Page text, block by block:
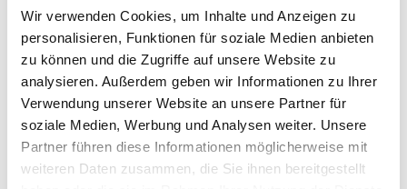
Wir verwenden Cookies, um Inhalte und Anzeigen zu
personalisieren, Funktionen für soziale Medien anbieten
zu können und die Zugriffe auf unsere Website zu
analysieren. Außerdem geben wir Informationen zu Ihrer
Verwendung unserer Website an unsere Partner für
soziale Medien, Werbung und Analysen weiter. Unsere
Partner führen diese Informationen möglicherweise mit
weiteren Daten zusammen, die Sie ihnen bereitgestellt
Technischer Umweltschutz
Straße:
Hauptstraße 1
Ort:
7423 Pinkafeld
Telefon:
03357/42309
Mobiltelefon: